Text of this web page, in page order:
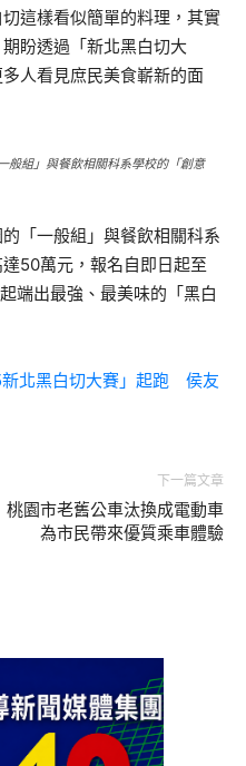
這樣看似簡單的料理，其實
期盼透過「新北黑白切大
人看見庶民美食嶄新的面
般組」與餐飲相關科系學校的「創意
「一般組」與餐飲相關科系
50萬元，報名自即日起至
端出最強、最美味的「黑白
新北黑白切大賽」起跑 侯友
下一篇文章
桃園市老舊公車汰換成電動車
為市民帶來優質乘車體驗